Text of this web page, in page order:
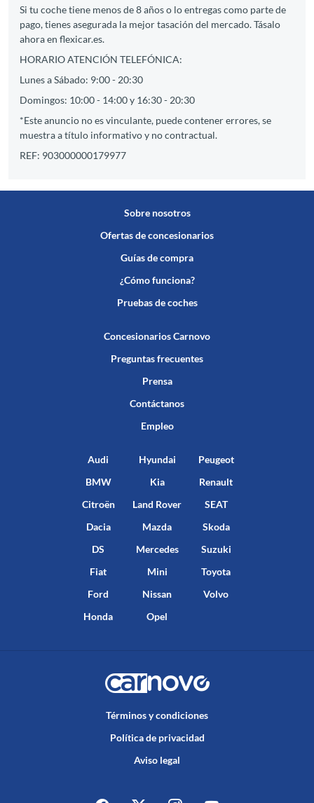
Si tu coche tiene menos de 8 años o lo entregas como parte de
pago, tienes asegurada la mejor tasación del mercado. Tásalo
ahora en flexicar.es.
HORARIO ATENCIÓN TELEFÓNICA:
Lunes a Sábado: 9:00 - 20:30
Domingos: 10:00 - 14:00 y 16:30 - 20:30
*Este anuncio no es vinculante, puede contener errores, se
muestra a título informativo y no contractual.
REF: 903000000179977
Sobre nosotros
Ofertas de concesionarios
Guías de compra
¿Cómo funciona?
Pruebas de coches
Concesionarios Carnovo
Preguntas frecuentes
Prensa
Contáctanos
Empleo
Audi
BMW
Citroën
Dacia
DS
Fiat
Ford
Honda
Hyundai
Kia
Land Rover
Mazda
Mercedes
Mini
Nissan
Opel
Peugeot
Renault
SEAT
Skoda
Suzuki
Toyota
Volvo
Términos y condiciones
Política de privacidad
Aviso legal